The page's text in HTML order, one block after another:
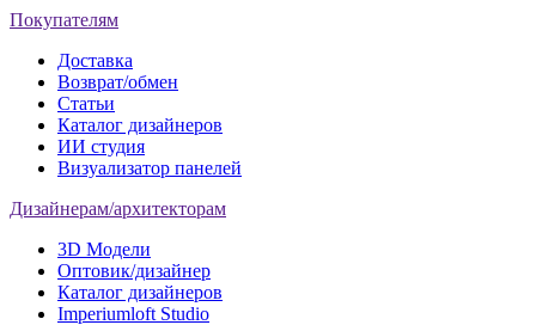
Покупателям
Доставка
Возврат/обмен
Статьи
Каталог дизайнеров
ИИ студия
Визуализатор панелей
Дизайнерам/архитекторам
3D Модели
Оптовик/дизайнер
Каталог дизайнеров
Imperiumloft Studio